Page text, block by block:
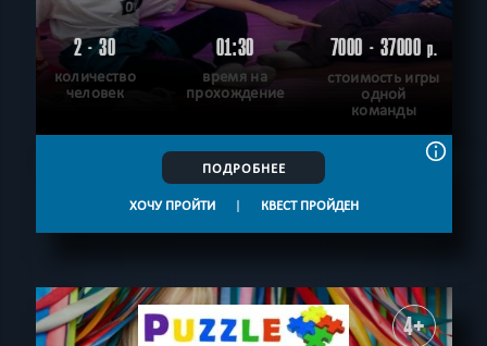
2 - 30
количество
человек
01:30
время на
прохождение
7000 - 37000р.
стоимость игры
одной
команды
ПОДРОБНЕЕ
ХОЧУ ПРОЙТИ | КВЕСТ ПРОЙДЕН
4+